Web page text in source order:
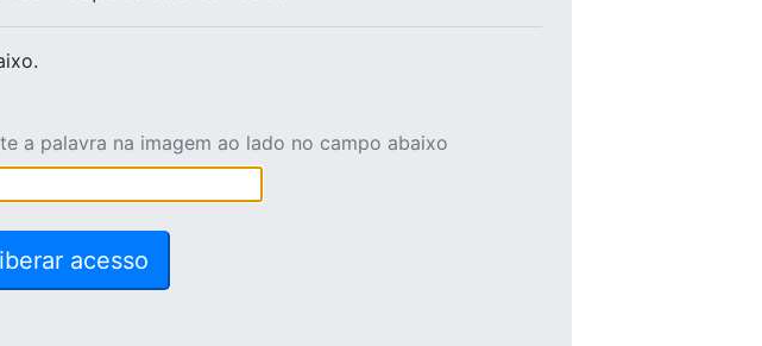
a palavra na imagem ao lado no campo abaixo